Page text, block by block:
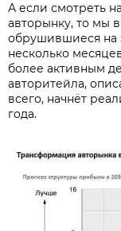
А если смотреть
авторынку, то мы
обрушившиеся на
несколько
более активным
авторитейла,
всего, начнёт
года.